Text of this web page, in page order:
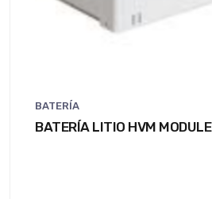
BATERÍA
BATERÍA LITIO HVM MODULE